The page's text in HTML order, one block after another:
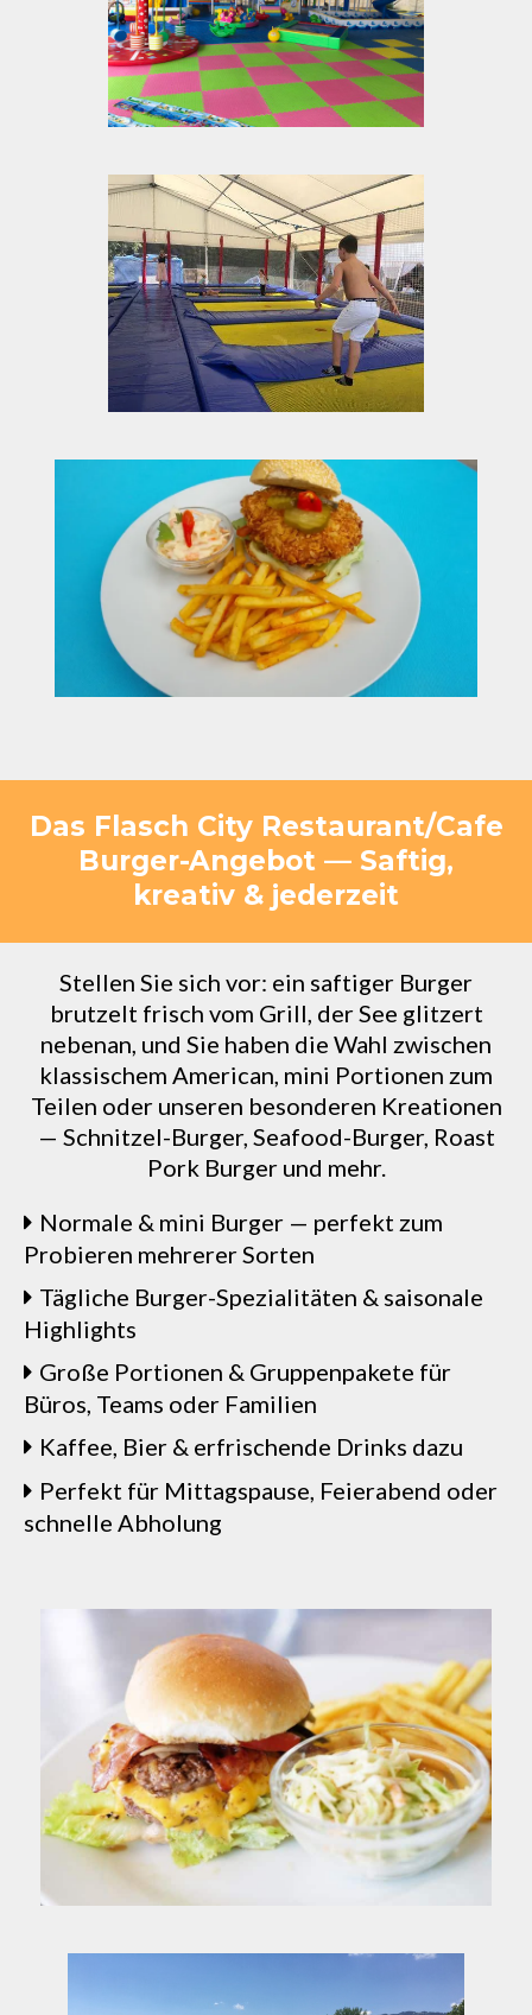
Das Flasch City Restaurant/Cafe
Burger-Angebot — Saftig,
kreativ & jederzeit
Stellen Sie sich vor: ein saftiger Burger
brutzelt frisch vom Grill, der See glitzert
nebenan, und Sie haben die Wahl zwischen
klassischem American, mini Portionen zum
Teilen oder unseren besonderen Kreationen
— Schnitzel-Burger, Seafood-Burger, Roast
Pork Burger und mehr.
Normale & mini Burger — perfekt zum
Probieren mehrerer Sorten
Tägliche Burger-Spezialitäten & saisonale
Highlights
Große Portionen & Gruppenpakete für
Büros, Teams oder Familien
Kaffee, Bier & erfrischende Drinks dazu
Perfekt für Mittagspause, Feierabend oder
schnelle Abholung